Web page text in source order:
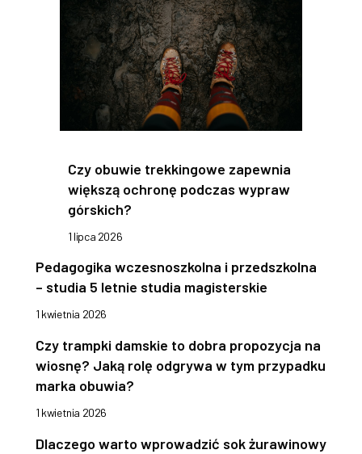
Czy obuwie trekkingowe zapewnia
większą ochronę podczas wypraw
górskich?
1 lipca 2026
Pedagogika wczesnoszkolna i przedszkolna
– studia 5 letnie studia magisterskie
1 kwietnia 2026
Czy trampki damskie to dobra propozycja na
wiosnę? Jaką rolę odgrywa w tym przypadku
marka obuwia?
1 kwietnia 2026
Dlaczego warto wprowadzić sok żurawinowy